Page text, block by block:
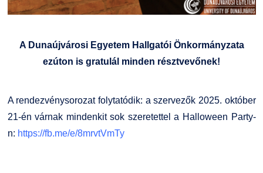
A Dunaújvárosi Egyetem Hallgatói Önkormányzata
ezúton is gratulál minden résztvevőnek!
A rendezvénysorozat folytatódik: a szervezők 2025. október
21-én várnak mindenkit sok szeretettel a Halloween Party-
n: https://fb.me/e/8mrvtVmTy